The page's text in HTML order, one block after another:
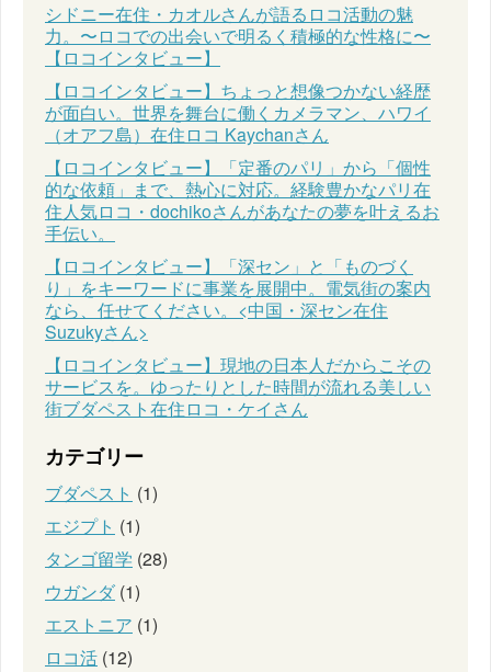
シドニー在住・カオルさんが語るロコ活動の魅
力。〜ロコでの出会いで明るく積極的な性格に〜
【ロコインタビュー】
【ロコインタビュー】ちょっと想像つかない経歴
が面白い。世界を舞台に働くカメラマン、ハワイ
（オアフ島）在住ロコ Kaychanさん
【ロコインタビュー】「定番のパリ」から「個性
的な依頼」まで、熱心に対応。経験豊かなパリ在
住人気ロコ・dochikoさんがあなたの夢を叶えるお
手伝い。
【ロコインタビュー】「深セン」と「ものづく
り」をキーワードに事業を展開中。電気街の案内
なら、任せてください。<中国・深セン在住
Suzukyさん>
【ロコインタビュー】現地の日本人だからこその
サービスを。ゆったりとした時間が流れる美しい
街ブダペスト在住ロコ・ケイさん
カテゴリー
ブダペスト (1)
エジプト (1)
タンゴ留学 (28)
ウガンダ(1)
エストニア (1)
ロコ活 (12)